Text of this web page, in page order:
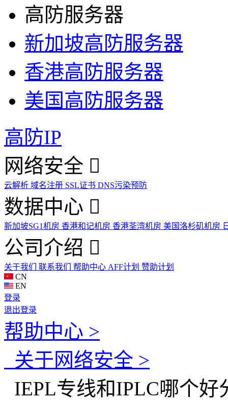
高防服务器
新加坡高防服务器
香港高防服务器
美国高防服务器
高防IP
网络安全
云解析 域名注册 SSL证书 DNS污染预防
数据中心
新加坡SG1机房 香港和记机房 香港荃湾机房 美国洛杉矶机房
公司介绍
关于我们 联系我们 帮助中心 AFF计划 赞助计划
CN
EN
登录
退出登录
帮助中心 >
关于网络安全 >
IEPL专线和IPLC哪个好